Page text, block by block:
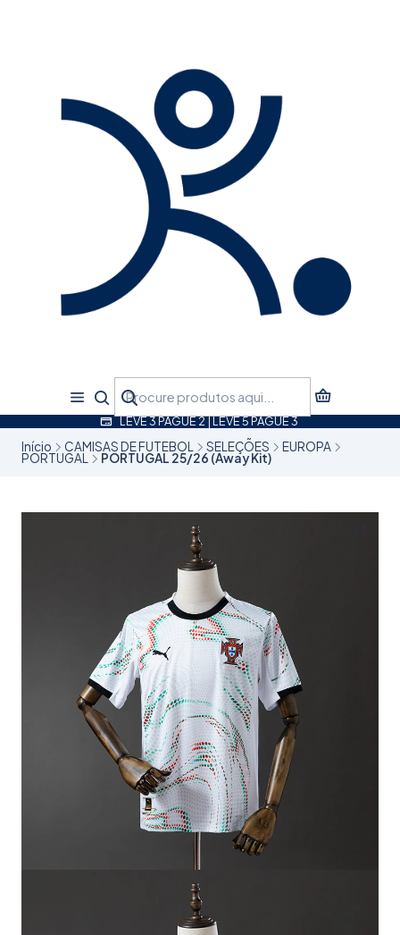
LEVE 3 PAGUE 2 | LEVE 5 PAGUE 3
Início CAMISAS DE FUTEBOL SELEÇÕES EUROPA
PORTUGAL PORTUGAL 25/26 (Away Kit)